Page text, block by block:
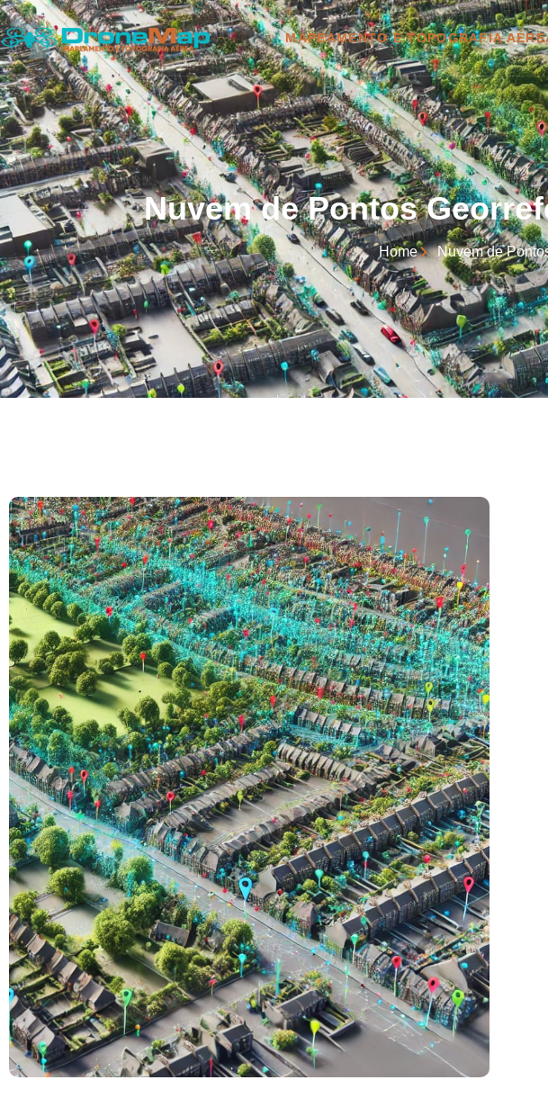
MAPEAMENTO E TOPOGRAFIA
Nuvem de Pontos
Home Nuvem de